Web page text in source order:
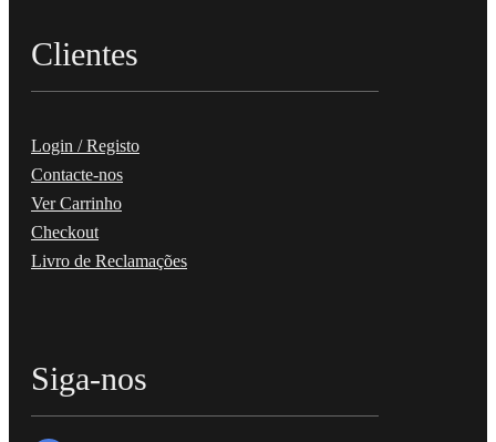
Clientes
Login / Registo
Contacte-nos
Ver Carrinho
Checkout
Livro de Reclamações
Siga-nos